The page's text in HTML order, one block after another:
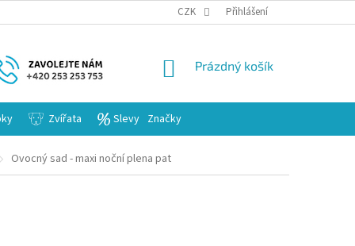
CZK Přihlášení
NÁKUPNÍ
Prázdný košík
Zvířata Slevy Značky
Ovocný sad - maxi noční plena pat